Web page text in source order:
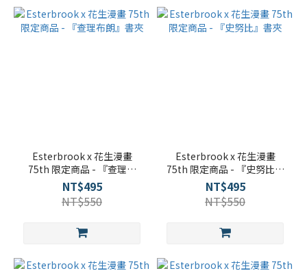
Esterbrook x 花生漫畫
75th 限定商品 - 『查理布
朗』書夾
NT$495
NT$550
Esterbrook x 花生漫畫
75th 限定商品 - 『史努比』
書夾
NT$495
NT$550